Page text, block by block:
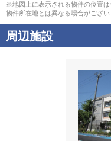
※地図上に表示される物件の位置
物件所在地とは異なる場合がござい
周辺施設